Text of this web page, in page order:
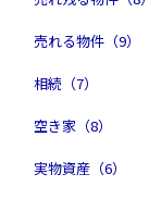
売れる物件（9）
相続（7）
空き家（8）
実物資産（6）